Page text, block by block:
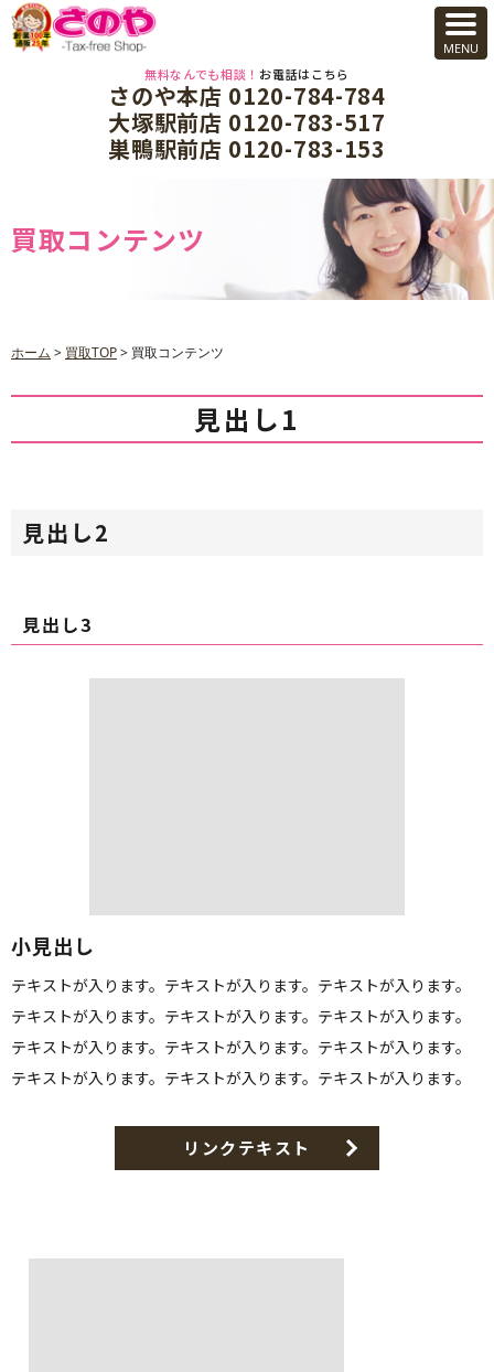
無料なんでも相談！お電話はこちら
さのや本店 0120-784-784
大塚駅前店 0120-783-517
巣鴨駅前店 0120-783-153
買取コンテンツ
ホーム > 買取TOP> 買取コンテンツ
見出し1
見出し2
見出し3
小見出し
テキストが入ります。テキストが入ります。テキストが入ります。
テキストが入ります。テキストが入ります。テキストが入ります。
テキストが入ります。テキストが入ります。テキストが入ります。
テキストが入ります。テキストが入ります。テキストが入ります。
リンクテキスト